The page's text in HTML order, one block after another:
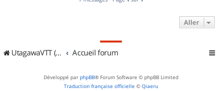
Aller
UtagawaVTT (Randos VTT et VTTAE avec traces GPS) Accueil forum
Développé par phpBB® Forum Software © phpBB Limited
Traduction française officielle © Qiaeru